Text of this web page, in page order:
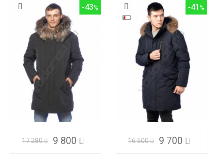
-43
17 280 9 800
-41
16 500 9 700